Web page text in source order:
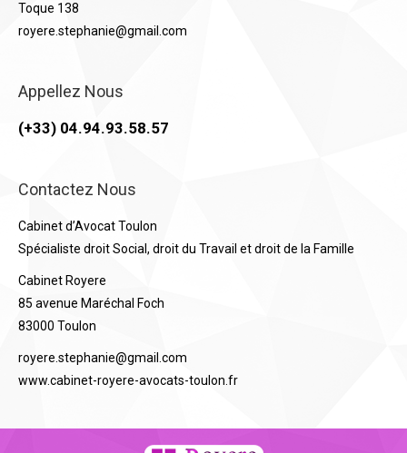
Toque 138
royere.stephanie@gmail.com
Appellez Nous
(+33) 04.94.93.58.57
Contactez Nous
Cabinet d’Avocat Toulon
Spécialiste droit Social, droit du Travail et droit de la Famille
Cabinet Royere
85 avenue Maréchal Foch
83000 Toulon
royere.stephanie@gmail.com
www.cabinet-royere-avocats-toulon.fr